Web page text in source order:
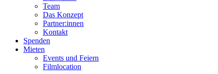
Team
Das Konzept
Partner:innen
Kontakt
Spenden
Mieten
Events und Feiern
Filmlocation